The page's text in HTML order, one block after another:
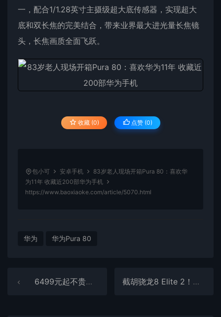
一，配合1/1.28英寸主摄级超大底传感器，实现超大
底和双长焦的完美结合，带来业界最大进光量长焦镜
头，长焦画质全面飞跃。
收藏 (0) 点赞 (0)
包小可 安卓手机
83岁老人现场开箱Pura 80：喜欢华
为11年 收藏近200部华为手机
https://www.baoxiaoke.com/article/5070.html
华为 华为Pura 80
6499元起不贵！Pura 80系列出货量破千万基本没问题：华为加量不加价 截胡骁龙8 Elite 2！曝天玑9500提前发：联发科最强Soc